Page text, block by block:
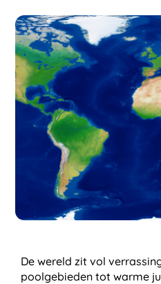
De wereld zit vol
poolgebieden tot warme